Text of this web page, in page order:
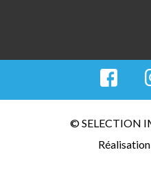
© SELECTION
Réalisation